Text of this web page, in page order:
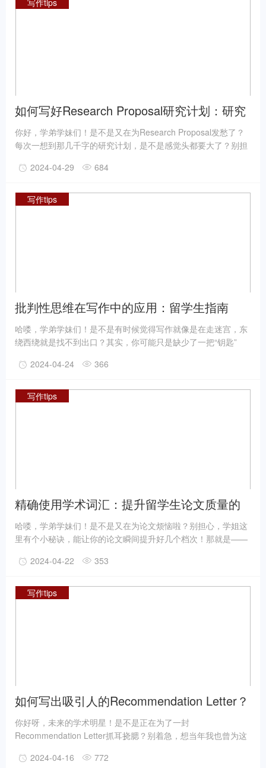
写作tips
如何写好Research Proposal研究计划：研究
计划写作的七个要素
你好，学弟学妹们！是不是又在为Research Proposal发愁了？
每次一想到那几千字的研究计划，是不是感觉头都要大了？别担
用我丰富的留学背景和写作经验，来给大家好好讲解一下，如何
2024-04-29 684
写作tips
批判性思维在写作中的应用：留学生指南
哈喽，学弟学妹们！是不是有时候觉得写作就像是在走迷宫，东
绕西绕就是找不到出口？其实，你可能只是缺少了一把“钥匙”
批判性思维如何在写作中大显身手，让你的文章瞬间升级吧！
2024-04-24 366
写作tips
精确使用学术词汇：提升留学生论文质量的
关键技巧
哈喽，学弟学妹们！是不是又在为论文烦恼啦？别担心，学姐这
里有个小秘诀，能让你的论文瞬间提升好几个档次！那就是——
来，就跟着学姐一起探索这个神奇的技巧吧！
2024-04-22 353
写作tips
如何写出吸引人的Recommendation Letter？
写作解析与技巧！
你好呀，未来的学术明星！是不是正在为了一封
Recommendation Letter抓耳挠腮？别着急，想当年我也曾为这
坐下喝杯茶，听我慢慢给你解析如何写出让人眼前一亮的推荐
2024-04-16 772